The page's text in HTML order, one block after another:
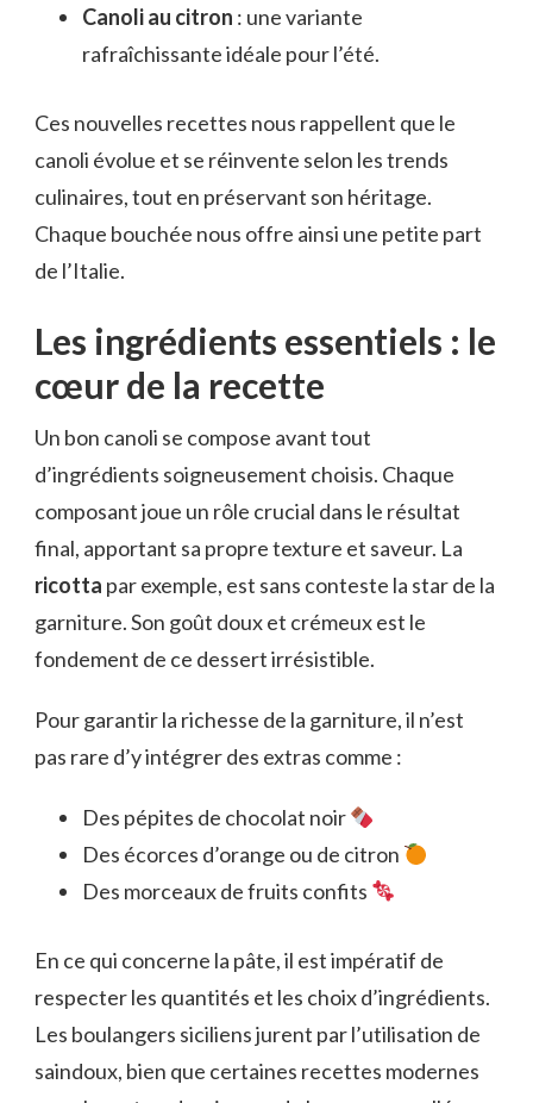
Canoli au citron : une variante
rafraîchissante idéale pour l’été.
Ces nouvelles recettes nous rappellent que le
canoli évolue et se réinvente selon les trends
culinaires, tout en préservant son héritage.
Chaque bouchée nous offre ainsi une petite part
de l’Italie.
Les ingrédients essentiels : le
cœur de la recette
Un bon canoli se compose avant tout
d’ingrédients soigneusement choisis. Chaque
composant joue un rôle crucial dans le résultat
final, apportant sa propre texture et saveur. La
ricotta par exemple, est sans conteste la star de la
garniture. Son goût doux et crémeux est le
fondement de ce dessert irrésistible.
Pour garantir la richesse de la garniture, il n’est
pas rare d’y intégrer des extras comme :
Des pépites de chocolat noir
Des écorces d’orange ou de citron
Des morceaux de fruits confits
En ce qui concerne la pâte, il est impératif de
respecter les quantités et les choix d’ingrédients.
Les boulangers siciliens jurent par l’utilisation de
saindoux, bien que certaines recettes modernes